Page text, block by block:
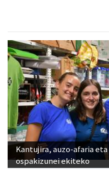
Kantujira, auzo-afaria
ospakizunei ekiteko